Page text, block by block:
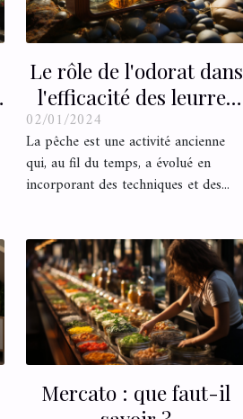
Le rôle de l'odorat dans
l'efficacité des leurres
de pêche
02/01/2024
La pêche est une activité ancienne
qui, au fil du temps, a évolué en
incorporant des techniques et des...
Mercato : que faut-il